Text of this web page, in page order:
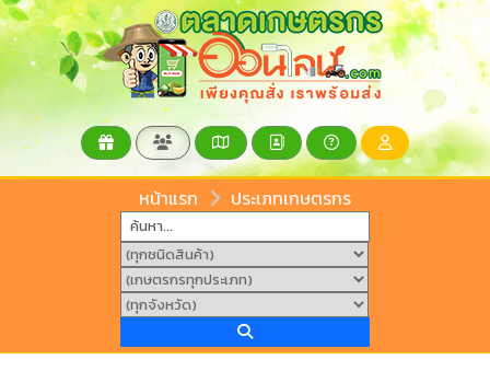
หน้าแรก ประเภทเกษตรกร